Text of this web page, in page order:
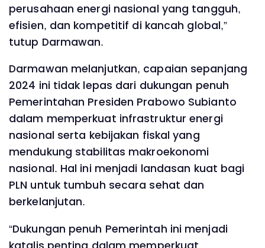
perusahaan energi nasional yang tangguh,
efisien, dan kompetitif di kancah global,”
tutup Darmawan.
Darmawan melanjutkan, capaian sepanjang
2024 ini tidak lepas dari dukungan penuh
Pemerintahan Presiden Prabowo Subianto
dalam memperkuat infrastruktur energi
nasional serta kebijakan fiskal yang
mendukung stabilitas makroekonomi
nasional. Hal ini menjadi landasan kuat bagi
PLN untuk tumbuh secara sehat dan
berkelanjutan.
“Dukungan penuh Pemerintah ini menjadi